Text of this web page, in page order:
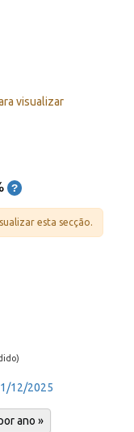
visualizar
esta secção.
12/2025
ano »